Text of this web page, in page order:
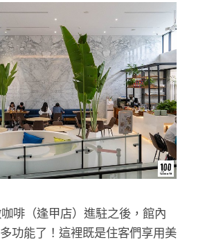
啡（逢甲店）進駐之後，館內
功能了！這裡既是住客們享用美